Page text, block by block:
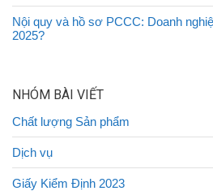
Nội quy và hồ sơ PCCC: Doanh
2025?
NHÓM BÀI VIẾT
Chất lượng Sản phẩm
Dịch vụ
Giấy Kiểm Định 2023